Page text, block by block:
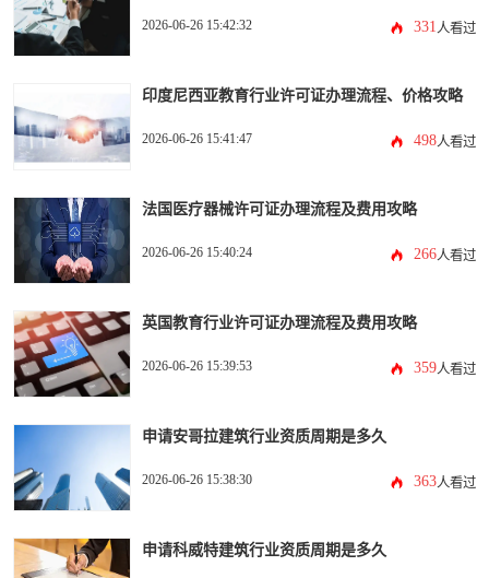
2026-06-26 15:42:32 331人看过
印度尼西亚教育行业许可证办理流程、价格攻略
2026-06-26 15:41:47 498人看过
法国医疗器械许可证办理流程及费用攻略
2026-06-26 15:40:24 266人看过
英国教育行业许可证办理流程及费用攻略
2026-06-26 15:39:53 359人看过
申请安哥拉建筑行业资质周期是多久
2026-06-26 15:38:30 363人看过
申请科威特建筑行业资质周期是多久